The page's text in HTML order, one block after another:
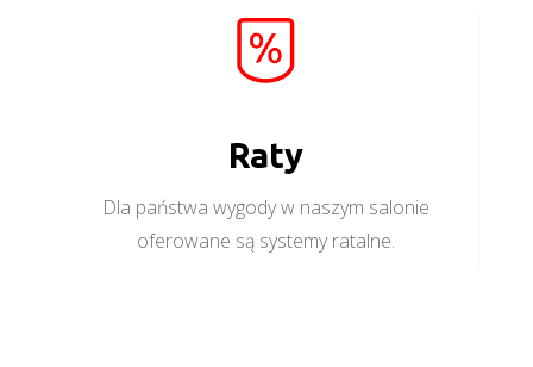
Raty
Dla państwa wygody w naszym salonie
oferowane są systemy ratalne.